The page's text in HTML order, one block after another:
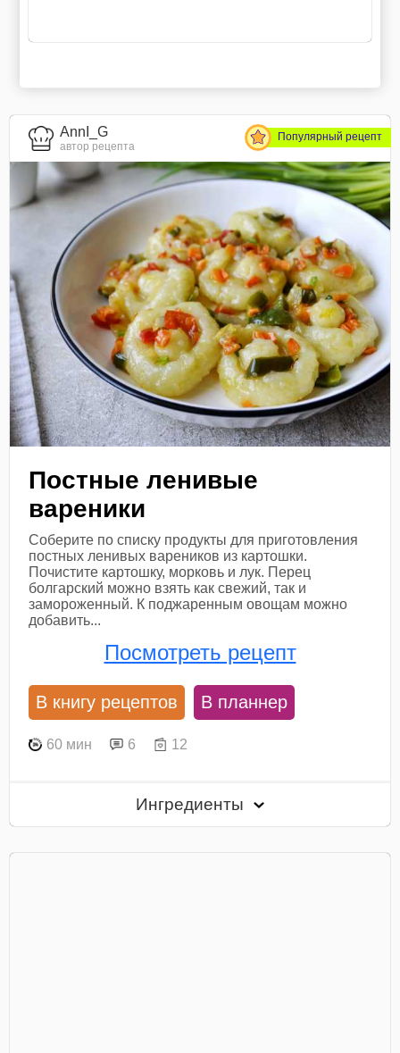
AnnI_G
автор рецепта
Популярный рецепт
Постные ленивые
вареники
Соберите по списку продукты для приготовления
постных ленивых вареников из картошки.
Почистите картошку, морковь и лук. Перец
болгарский можно взять как свежий, так и
замороженный. К поджаренным овощам можно
добавить...
Посмотреть рецепт
В книгу рецептов В планнер
60 мин 6 12
Ингредиенты